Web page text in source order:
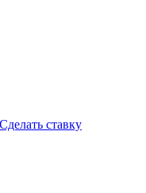
Сделать ставку